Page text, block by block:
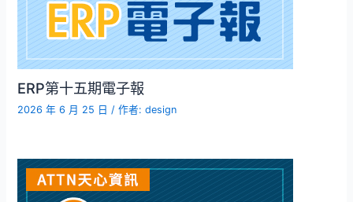
ERP第十五期電子報
2026 年 6 月 25 日 / 作者:design